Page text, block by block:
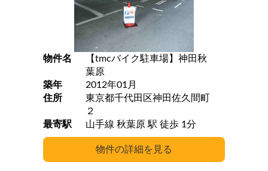
物件名
【tmcバイク駐車場】神田秋
葉原
築年
2012年01月
住所
東京都千代田区神田佐久間町
２
最寄駅
山手線 秋葉原 駅 徒歩 1分